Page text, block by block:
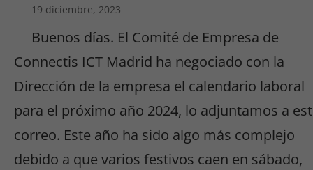
19 diciembre, 2023
Buenos días. El Comité de Empresa de
Connectis ICT Madrid ha negociado con la
Dirección de la empresa el calendario laboral
para el próximo año 2024, lo adjuntamos a
correo. Este año ha sido algo más complejo
debido a que varios festivos caen en sábado,